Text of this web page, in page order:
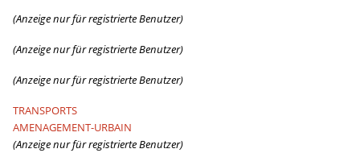
(Anzeige nur für registrierte Benutzer)
(Anzeige nur für registrierte Benutzer)
(Anzeige nur für registrierte Benutzer)
TRANSPORTS
AMENAGEMENT-URBAIN
(Anzeige nur für registrierte Benutzer)